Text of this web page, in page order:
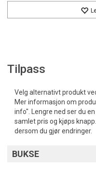
Tilpass
Velg alternativt produkt
Mer informasjon om
info". Lengre ned ser du
samlet pris og kjøps
dersom du gjør endringer.
BUKSE